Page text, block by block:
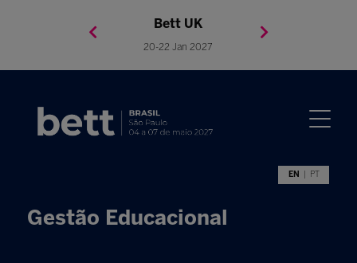
Bett UK
20-22 Jan 2027
Bett Brasil
05-08 Mai 2026
Bett Asia
23-24 Setembro 2026
Bett USA
8-10 November 2027
EN PT
Gestão Educacional